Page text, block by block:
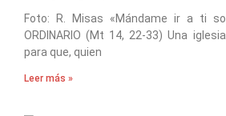
Foto: R. Misas «Mándame ir a ti
ORDINARIO (Mt 14, 22-33) Una
para que, quien
Leer más »